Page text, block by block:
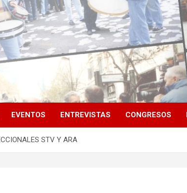
EVENTOS ENTREVISTAS CONGRESOS
STV Y ARA